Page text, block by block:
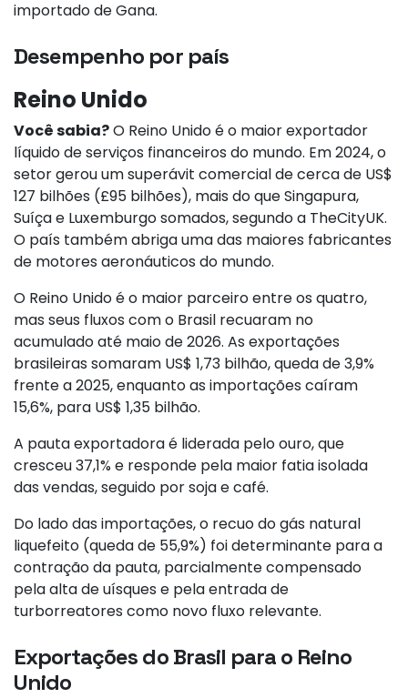
importado de Gana.
Desempenho por país
Reino Unido
Você sabia?O Reino Unido é o maior exportador
líquido de serviços financeiros do mundo. Em 2024, o
setor gerou um superávit comercial de cerca de US$
127 bilhões (£95 bilhões), mais do que Singapura,
Suíça e Luxemburgo somados, segundo a TheCityUK.
O país também abriga uma das maiores fabricantes
de motores aeronáuticos do mundo.
O Reino Unido é o maior parceiro entre os quatro,
mas seus fluxos com o Brasil recuaram no
acumulado até maio de 2026. As exportações
brasileiras somaram US$ 1,73 bilhão, queda de 3,9%
frente a 2025, enquanto as importações caíram
15,6%, para US$ 1,35 bilhão.
A pauta exportadora é liderada pelo ouro, que
cresceu 37,1% e responde pela maior fatia isolada
das vendas, seguido por soja e café.
Do lado das importações, o recuo do gás natural
liquefeito (queda de 55,9%) foi determinante para a
contração da pauta, parcialmente compensado
pela alta de uísques e pela entrada de
turborreatores como novo fluxo relevante.
Exportações do Brasil para o Reino
Unido